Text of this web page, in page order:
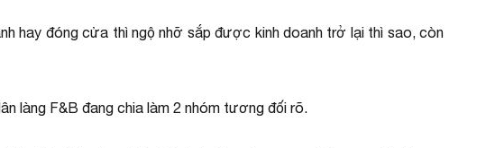
hay đóng cửa thì ngộ nhỡ sắp được kinh doanh trở lại thì sao, còn
làng F&B đang chia làm 2 nhóm tương đối rõ.